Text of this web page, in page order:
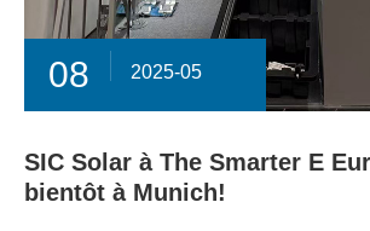
08 2025-05
SIC Solar à The Smarter E
bientôt à Munich!